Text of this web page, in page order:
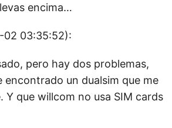
encima…
02 03:35:52):
pero hay dos problemas,
encontrado un dualsim que me
Y que willcom no usa SIM cards